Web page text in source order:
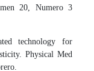
20, Numero 3
technology for
Physical Med